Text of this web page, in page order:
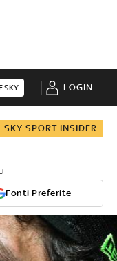
SKY LOGIN
SKY SPORT INSIDER
Fonti Preferite